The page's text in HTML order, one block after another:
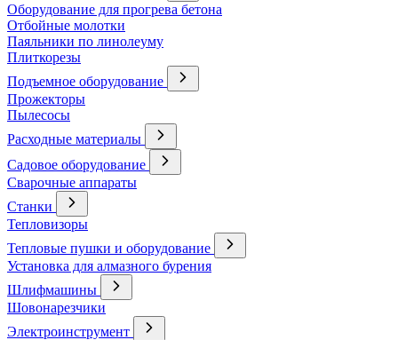
Оборудование для прогрева бетона
Отбойные молотки
Паяльники по линолеуму
Плиткорезы
Подъемное оборудование
Прожекторы
Пылесосы
Расходные материалы
Садовое оборудование
Сварочные аппараты
Станки
Тепловизоры
Тепловые пушки и оборудование
Установка для алмазного бурения
Шлифмашины
Шовонарезчики
Электроинструмент